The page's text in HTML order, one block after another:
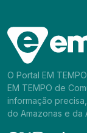
O Portal EM
EM TEMPO de
informação
do Amazonas e da